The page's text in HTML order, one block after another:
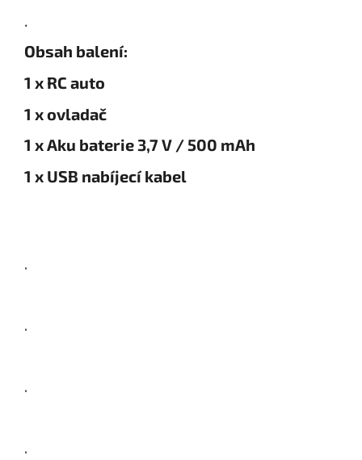
.
Obsah balení:
1 x RC auto
1 x ovladač
1 x Aku baterie 3,7 V / 500 mAh
1 x USB nabíjecí kabel
.
.
.
.